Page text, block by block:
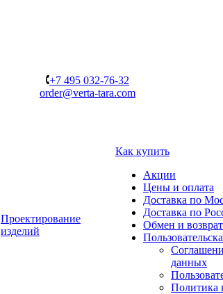
+7 495 032-76-32
order@verta-tara.com
Проектирование
изделий
Как купить
Акции
Цены и оплата
Доставка по
Доставка по
Обмен и возврат
данных
Политика